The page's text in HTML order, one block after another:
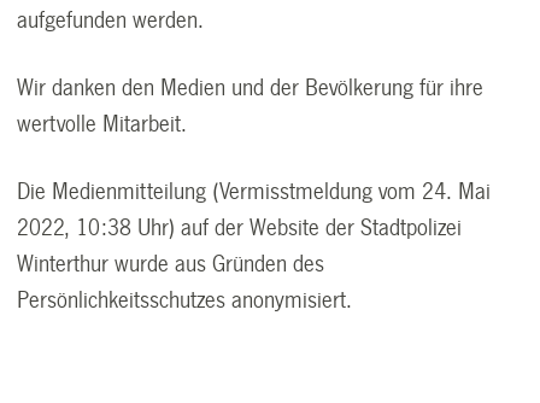
aufgefunden werden.
Wir danken den Medien und der Bevölkerung für ihre
wertvolle Mitarbeit.
Die Medienmitteilung (Vermisstmeldung vom 24. Mai
2022, 10:38 Uhr) auf der Website der Stadtpolizei
Winterthur wurde aus Gründen des
Persönlichkeitsschutzes anonymisiert.